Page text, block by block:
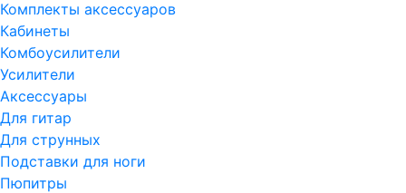
Комплекты аксессуаров
Кабинеты
Комбоусилители
Усилители
Аксессуары
Для гитар
Для струнных
Подставки для ноги
Пюпитры